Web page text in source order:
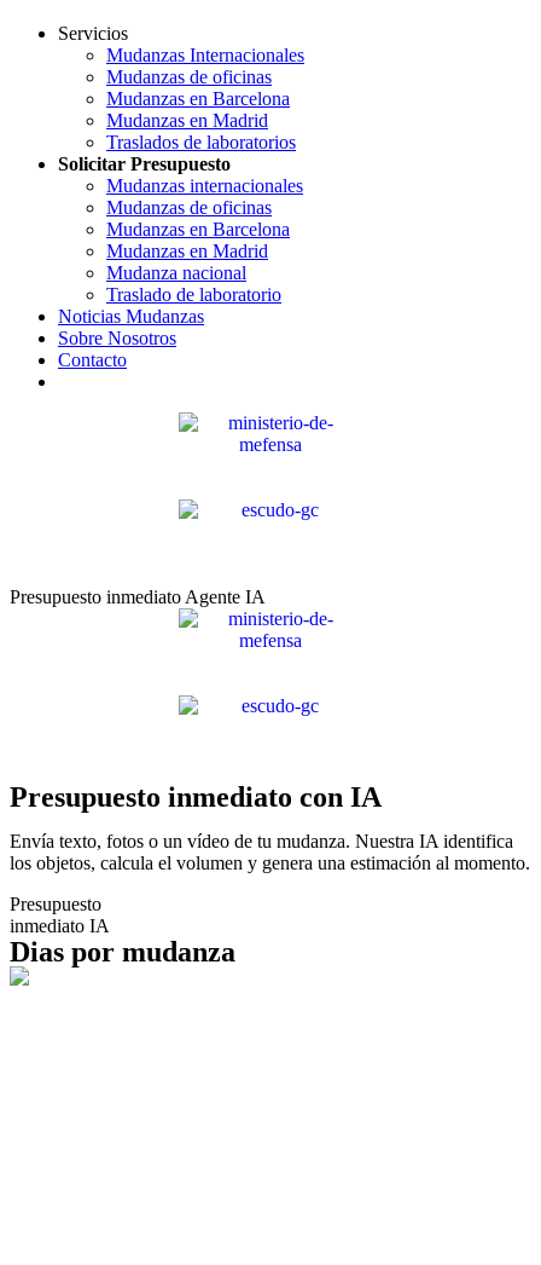
Servicios
Mudanzas Internacionales
Mudanzas de oficinas
Mudanzas en Barcelona
Mudanzas en Madrid
Traslados de laboratorios
Solicitar Presupuesto
Mudanzas internacionales
Mudanzas de oficinas
Mudanzas en Barcelona
Mudanzas en Madrid
Mudanza nacional
Traslado de laboratorio
Noticias Mudanzas
Sobre Nosotros
Contacto
Presupuesto inmediato Agente IA
Presupuesto inmediato con IA
Envía texto, fotos o un vídeo de tu mudanza. Nuestra IA identifica
los objetos, calcula el volumen y genera una estimación al momento.
Presupuesto
inmediato IA
Dias por mudanza